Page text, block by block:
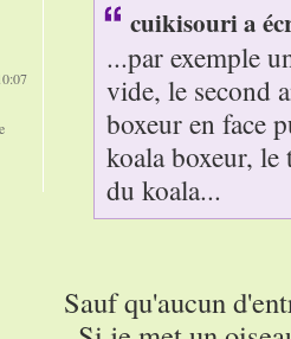
cuikisouri a
...par exemple
vide, le second
boxeur en face
koala boxeur, le
du koala...
Sauf qu'aucun